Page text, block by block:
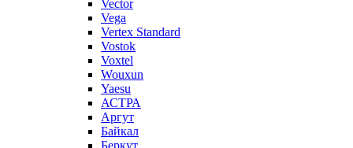
Vector
Vega
Vertex Standard
Vostok
Voxtel
Wouxun
Yaesu
АСТРА
Аргут
Байкал
Беркут